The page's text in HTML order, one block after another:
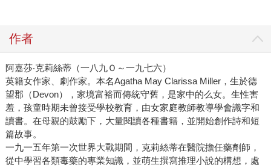
作者
阿嘉莎‧克莉絲蒂（一八九Ｏ～一九七六）
英籍女作家、劇作家。本名Agatha May Clarissa Miller，生於德
望郡（Devon），家境富裕而傳統守舊，是家中的么女。生性害
羞，孩童時期未曾接受學校教育，由女家庭教師教導學會識字和
讀書。在母親的鼓勵下，大量閱讀各種書籍，並開始創作詩和短
篇故事。
一九一五年第一次世界大戰期間，克莉絲蒂在醫院擔任藥劑師，
從中學習各類毒藥的專業知識，並萌生撰寫推理小說的構想，處